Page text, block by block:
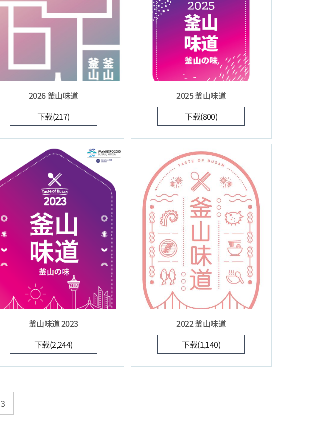
2026 釜山味道
下载(217)
2025 釜山味道
下载(800)
釜山味道 2023
下载(2,244)
2022 釜山味道
下载(1,140)
3